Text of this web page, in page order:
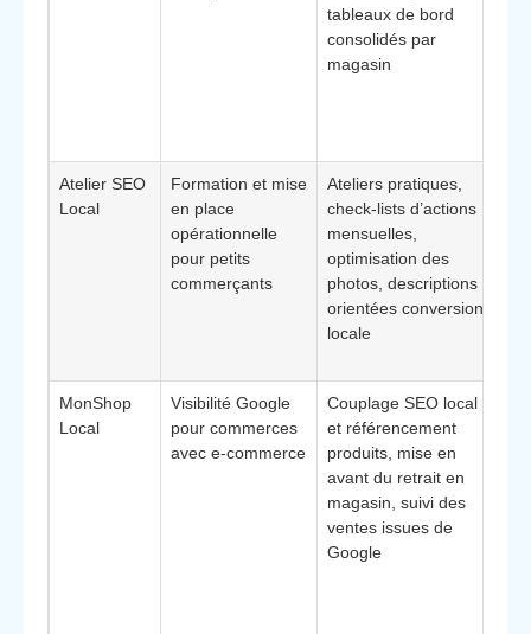
tableaux de bord
consolidés par
magasin
Atelier SEO
Local
Formation et mise
en place
opérationnelle
pour petits
commerçants
Ateliers pratiques,
check-lists d’actions
mensuelles,
optimisation des
photos, descriptions
orientées conversion
locale
MonShop
Local
Visibilité Google
pour commerces
avec e‑commerce
Couplage SEO local
et référencement
produits, mise en
avant du retrait en
magasin, suivi des
ventes issues de
Google